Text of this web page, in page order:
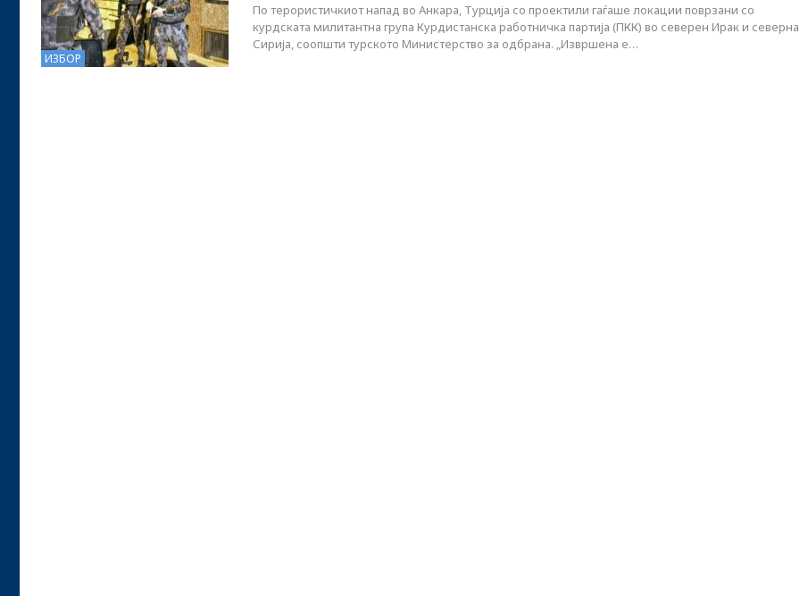
ИЗБОР
По терористичкиот напад во Анкара, Турција со проектили гаѓаше локации поврзани со
курдската милитантна група Курдистанска работничка партија (ПКК) во северен Ирак и северна
Сирија, соопшти турското Министерство за одбрана. „Извршена е…